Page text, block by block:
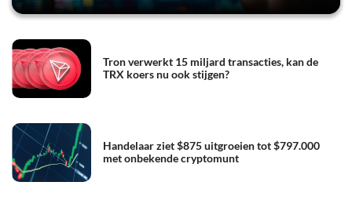
Tron verwerkt 15 miljard transacties, kan de
TRX koers nu ook stijgen?
Handelaar ziet $875 uitgroeien tot $797.000
met onbekende cryptomunt